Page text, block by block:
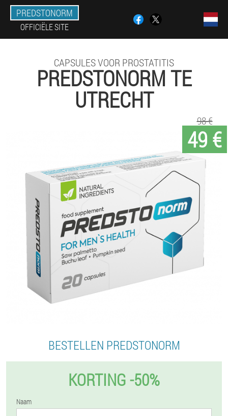
PREDSTONORM
OFFICIËLE SITE
CAPSULES VOOR PROSTATITIS
PREDSTONORM TE
UTRECHT
49 €
98 €
BESTELLEN PREDSTONORM
KORTING -50%
Naam